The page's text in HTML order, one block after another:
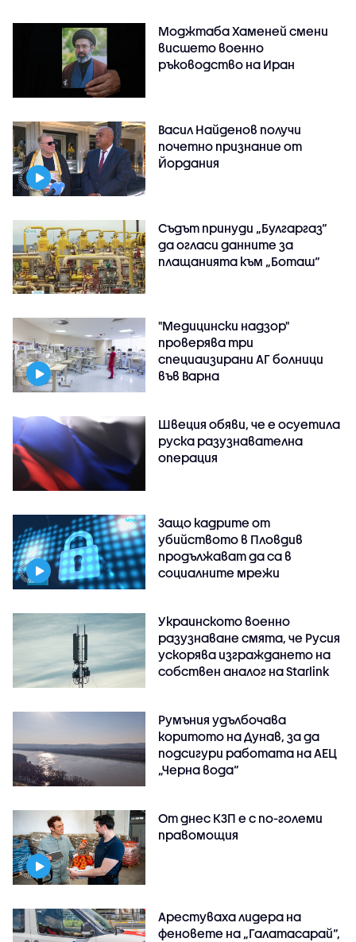
Моджтаба Хаменей смени
висшето военно
ръководство на Иран
Васил Найденов получи
почетно признание от
Йордания
Съдът принуди „Булгаргаз“
да огласи данните за
плащанията към „Боташ“
"Медицински надзор"
проверява три
специаизирани АГ болници
във Варнa
Швеция обяви, че е осуетила
руска разузнавателна
операция
Защо кадрите от
убийството в Пловдив
продължават да са в
социалните мрежи
Украинското военно
разузнаване смята, че Русия
ускорява изграждането на
собствен аналог на Starlink
Румъния удълбочава
коритото на Дунав, за да
подсигури работата на АЕЦ
„Черна вода“
От днес КЗП е с по-големи
правомощия
Арестуваха лидера на
феновете на „Галатасарай“,